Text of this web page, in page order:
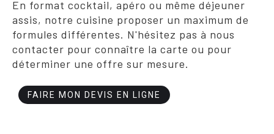
En format cocktail, apéro ou même déjeuner
assis, notre cuisine proposer un maximum de
formules différentes. N'hésitez pas à nous
contacter pour connaître la carte ou pour
déterminer une offre sur mesure.
FAIRE MON DEVIS EN LIGNE